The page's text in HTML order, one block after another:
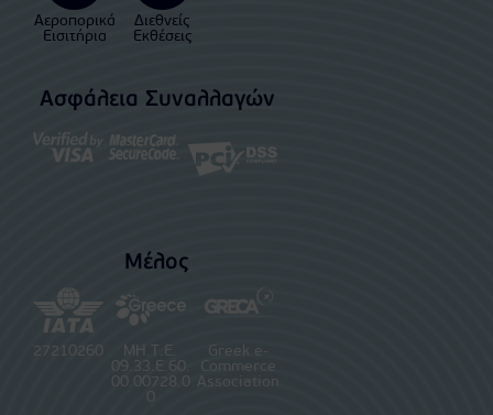
Αεροπορικά
Εισιτήρια
Διεθνείς
Εκθέσεις
Ασφάλεια Συναλλαγών
Μέλος
27210260
ΜΗ.Τ.Ε.
09.33.E.60.
00.00728.0
0
Greek e-
Commerce
Association